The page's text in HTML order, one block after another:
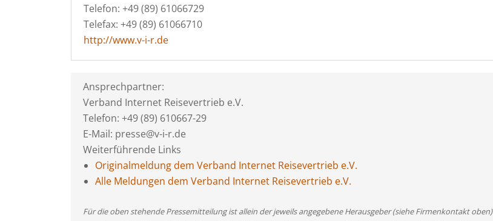
Telefon: +49 (89) 61066729
Telefax: +49 (89) 61066710
http://www.v-i-r.de
Ansprechpartner:
Verband Internet Reisevertrieb e.V.
Telefon: +49 (89) 610667-29
E-Mail: presse@v-i-r.de
Weiterführende Links
Originalmeldung dem Verband Internet Reisevertrieb e.V.
Alle Meldungen dem Verband Internet Reisevertrieb e.V.
Für die oben stehende Pressemitteilung ist allein der jeweils angegebene Herausgeber (siehe Firmenkontakt oben)